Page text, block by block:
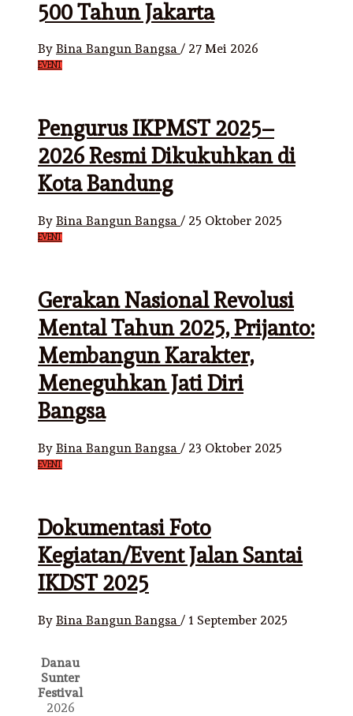
500 Tahun Jakarta
By Bina Bangun Bangsa / 27 Mei 2026
EVENT
Pengurus IKPMST 2025–
2026 Resmi Dikukuhkan di
Kota Bandung
By Bina Bangun Bangsa / 25 Oktober 2025
EVENT
Gerakan Nasional Revolusi
Mental Tahun 2025, Prijanto:
Membangun Karakter,
Meneguhkan Jati Diri
Bangsa
By Bina Bangun Bangsa / 23 Oktober 2025
EVENT
Dokumentasi Foto
Kegiatan/Event Jalan Santai
IKDST 2025
By Bina Bangun Bangsa / 1 September 2025
Danau
Sunter
Festival
2026